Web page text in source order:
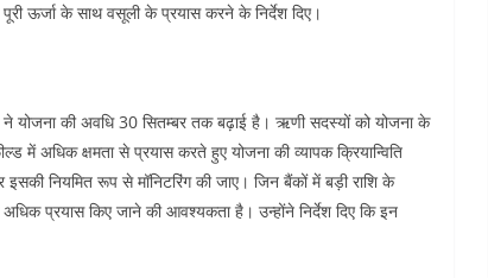
ऊर्जा के साथ वसूली के प्रयास करने के निर्देश दिए।
योजना की अवधि 30 सितम्बर तक बढ़ाई है। ऋणी सदस्यों को योजना के
में अधिक क्षमता से प्रयास करते हुए योजना की व्यापक क्रियान्विति
नियमित रूप से मॉनिटरिंग की जाए। जिन बैंकों में बड़ी राशि के
प्रयास किए जाने की आवश्यकता है। उन्होंने निर्देश दिए कि इन